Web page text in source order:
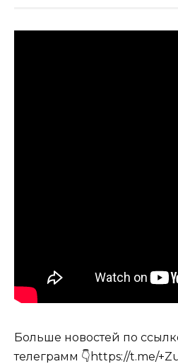
Больше новостей по
телеграмм 👇https://t.me/